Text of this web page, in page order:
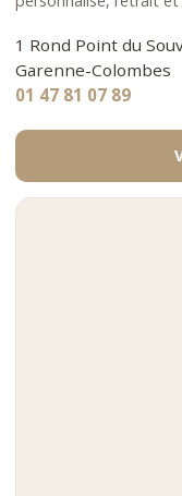
1 Rond Point du
Garenne-Colombes
01 47 81 07 89